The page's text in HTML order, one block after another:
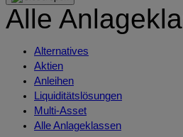
Alle
Alternatives
Aktien
Anleihen
Liquiditätslösungen
Multi-Asset
Alle Anlageklassen